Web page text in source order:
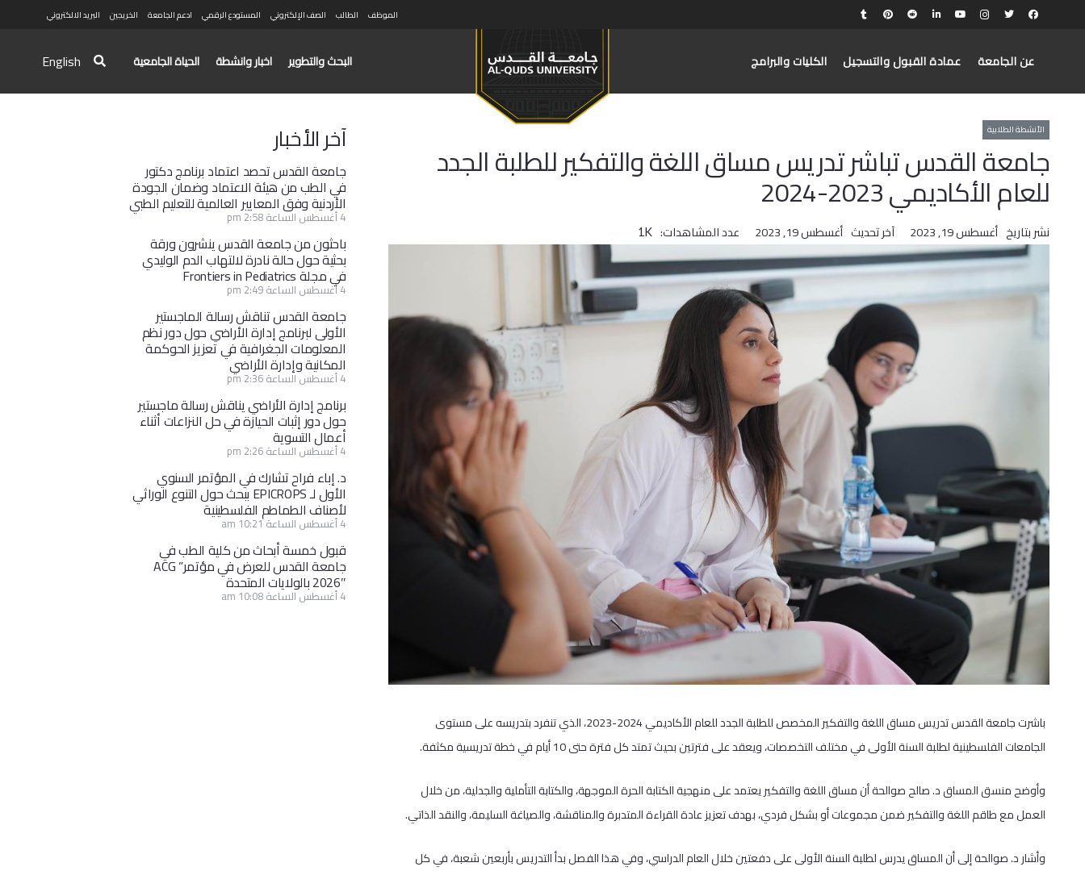
الموظف الطالب الصف الإلكتروني المستودع الرقمي ادعم الجامعة الخريجين البريد الالكتروني
عن الجامعة عمادة القبول والتسجيل الكليات والبرامج البحث والتطوير اخبار وانشطة الحياة الجامعية English
الأنشطة الطلابية
جامعة القدس تباشر تدريس مساق اللغة والتفكير للطلبة الجدد
للعام الأكاديمي 2023-2024
نشر بتاريخ أغسطس 19, 2023 آخر تحديث أغسطس 19, 2023 عدد المشاهدات: 1K
باشرت جامعة القدس تدريس مساق اللغة والتفكير المخصص للطلبة الجدد للعام الأكاديمي 2024-2023، الذي تنفرد بتدريسه على مستوى
الجامعات الفلسطينية لطلبة السنة الأولى في مختلف التخصصات، ويعقد على فترتين بحيث تمتد كل فترة حتى 10 أيام في خطة تدريسية مكثفة.
وأوضح منسق المساق د. صالح صوالحة أن مساق اللغة والتفكير يعتمد على منهجية الكتابة الحرة الموجهة، والكتابة التأملية والجدلية، من خلال
العمل مع طاقم اللغة والتفكير ضمن مجموعات أو بشكل فردي، بهدف تعزيز عادة القراءة المتدبرة والمناقشة، والصياغة السليمة، والنقد الذاتي.
وأشار د. صوالحة إلى أن المساق يدرس لطلبة السنة الأولى على دفعتين خلال العام الدراسي، وفي هذا الفصل بدأ التدريس بأربعين شعبة، في كل
آخر الأخبار
جامعة القدس تحصد اعتماد برنامج دكتور
في الطب من هيئة الاعتماد وضمان الجودة
الأردنية وفق المعايير العالمية للتعليم الطبي
4 أغسطس الساعة 2:58 pm
باحثون من جامعة القدس ينشرون ورقة
بحثية حول حالة نادرة لالتهاب الدم الوليدي
في مجلة Frontiers in Pediatrics
4 أغسطس الساعة 2:49 pm
جامعة القدس تناقش رسالة الماجستير
الأولى لبرنامج إدارة الأراضي حول دور نظم
المعلومات الجغرافية في تعزيز الحوكمة
المكانية وإدارة الأراضي
4 أغسطس الساعة 2:36 pm
برنامج إدارة الأراضي يناقش رسالة ماجستير
حول دور إثبات الحيازة في حل النزاعات أثناء
أعمال التسوية
4 أغسطس الساعة 2:26 pm
د. إباء فراح تشارك في المؤتمر السنوي
الأول لـ EPICROPS ببحث حول التنوع الوراثي
لأصناف الطماطم الفلسطينية
4 أغسطس الساعة 10:21 am
قبول خمسة أبحاث من كلية الطب في
جامعة القدس للعرض في مؤتمر” ACG
2026″ بالولايات المتحدة
4 أغسطس الساعة 10:08 am